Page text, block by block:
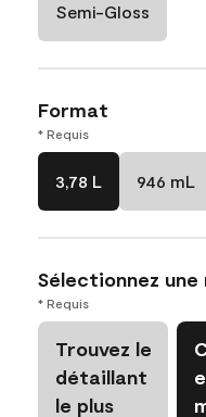
Semi-Gloss
Format
* Requis
3,78 L 946 mL
Sélectionnez une
* Requis
Trouvez le
détaillant
le plus